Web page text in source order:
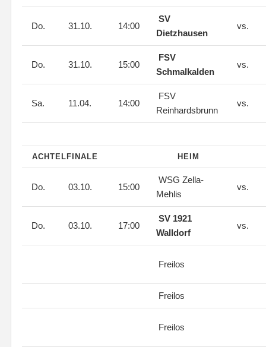
Do. 31.10. 14:00
SV
Dietzhausen
vs.
Do. 31.10. 15:00
FSV
Schmalkalden
vs.
Sa. 11.04. 14:00
FSV
Reinhardsbrunn
vs.
ACHTELFINALE HEIM
Do. 03.10. 15:00
WSG Zella-
Mehlis
vs.
Do. 03.10. 17:00
SV 1921
Walldorf
vs.
Freilos
Freilos
Freilos